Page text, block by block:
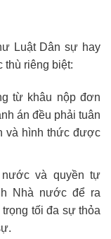
Luật Dân sự hay
thù riêng biệt:
từ khâu nộp đơn
án đều phải tuân
và hình thức được
và quyền tự
Nhà nước để ra
tối đa sự thỏa